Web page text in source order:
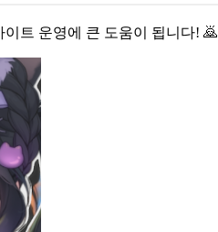
트 운영에 큰 도움이 됩니다! 🙇